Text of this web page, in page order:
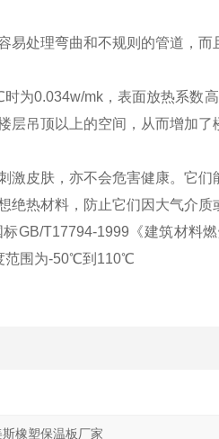
处理弯曲和不规则的管道，而
为0.034w/mk，表面放热系数
层吊顶以上的空间，从而增加了
激皮肤，亦不会危害健康。它
热材料，防止它们因大气介质
GB/T17794-1999《建筑材料
范围为-50℃到110℃